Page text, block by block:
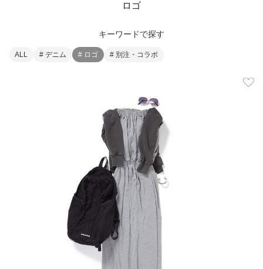
ロゴ
キーワードで探す
ALL # デニム # ロゴ # 別注・コラボ